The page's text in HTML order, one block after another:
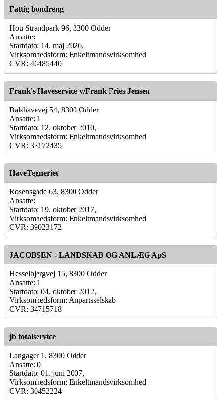
Fattig bondreng
Hou Strandpark 96, 8300 Odder
Ansatte:
Startdato: 14. maj 2026,
Virksomhedsform: Enkeltmandsvirksomhed
CVR: 46485440
Frank's Haveservice v/Frank Fries Jensen
Balshavevej 54, 8300 Odder
Ansatte: 1
Startdato: 12. oktober 2010,
Virksomhedsform: Enkeltmandsvirksomhed
CVR: 33172435
HaveTegneriet
Rosensgade 63, 8300 Odder
Ansatte:
Startdato: 19. oktober 2017,
Virksomhedsform: Enkeltmandsvirksomhed
CVR: 39023172
JACOBSEN - LANDSKAB OG ANLÆG ApS
Hesselbjergvej 15, 8300 Odder
Ansatte: 1
Startdato: 04. oktober 2012,
Virksomhedsform: Anpartsselskab
CVR: 34715718
jb totalservice
Langager 1, 8300 Odder
Ansatte: 0
Startdato: 01. juni 2007,
Virksomhedsform: Enkeltmandsvirksomhed
CVR: 30452224